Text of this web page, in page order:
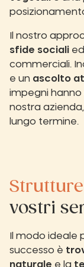
Il nostro
sfide sociali ed
commerciali.
e un ascolto
impegni hanno
nostra
lungo termine.
vostri
Il modo ideale
successo è
naturale e la